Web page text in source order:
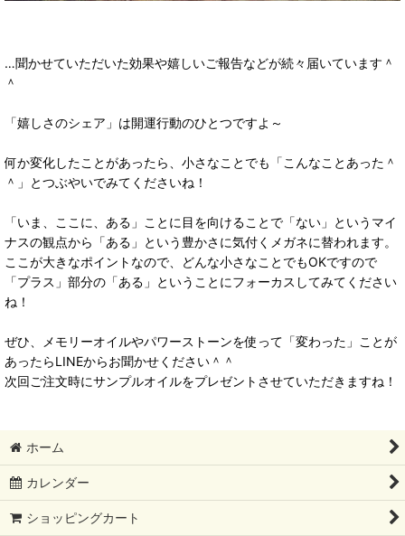
…聞かせていただいた効果や嬉しいご報告などが続々届いています＾
＾
「嬉しさのシェア」は開運行動のひとつですよ～
何か変化したことがあったら、小さなことでも「こんなことあった＾
＾」とつぶやいでみてくださいね！
「いま、ここに、ある」ことに目を向けることで「ない」というマイ
ナスの観点から「ある」という豊かさに気付くメガネに替われます。
ここが大きなポイントなので、どんな小さなことでもOKですので
「プラス」部分の「ある」ということにフォーカスしてみてください
ね！
ぜひ、メモリーオイルやパワーストーンを使って「変わった」ことが
あったらLINEからお聞かせください＾＾
次回ご注文時にサンプルオイルをプレゼントさせていただきますね！
ホーム
カレンダー
ショッピングカート